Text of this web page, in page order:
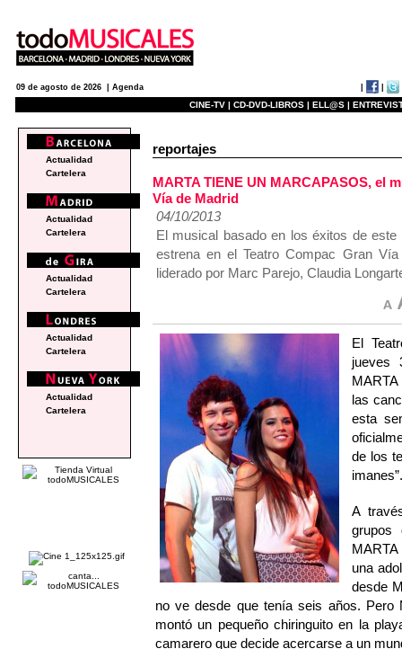
09 de agosto de 2026 | Agenda
CINE-TV | CD-DVD-LIBROS | ELL@S |
reportajes
MARTA TIENE UN MARCAPASOS, el
Vía de Madrid
04/10/2013
El musical basado en los éxitos de
estrena en el Teatro Compac Gran
liderado por Marc Parejo, Claudia
El
jueves
las
esta
de los
A
grupos
una
desde
no ve desde que tenía seis años. Pero
montó un pequeño chiringuito en la
camarero que decide acercarse a un
Actualidad
Cartelera
Actualidad
Cartelera
Actualidad
Cartelera
Actualidad
Cartelera
Actualidad
Cartelera